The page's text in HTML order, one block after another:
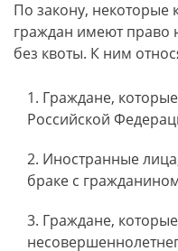
По закону, некоторые
граждан имеют право
без квоты. К ним
Граждане,
Российской
Иностранные
браке с
Граждане,